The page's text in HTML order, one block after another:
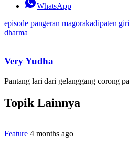
WhatsApp
episode pangeran magorakadipaten
dharma
Very Yudha
Pantang lari dari gelanggang corong
Topik Lainnya
Feature 4 months ago